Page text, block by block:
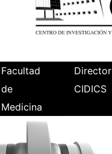
Facultad
de
Medicina
Director
CIDICS